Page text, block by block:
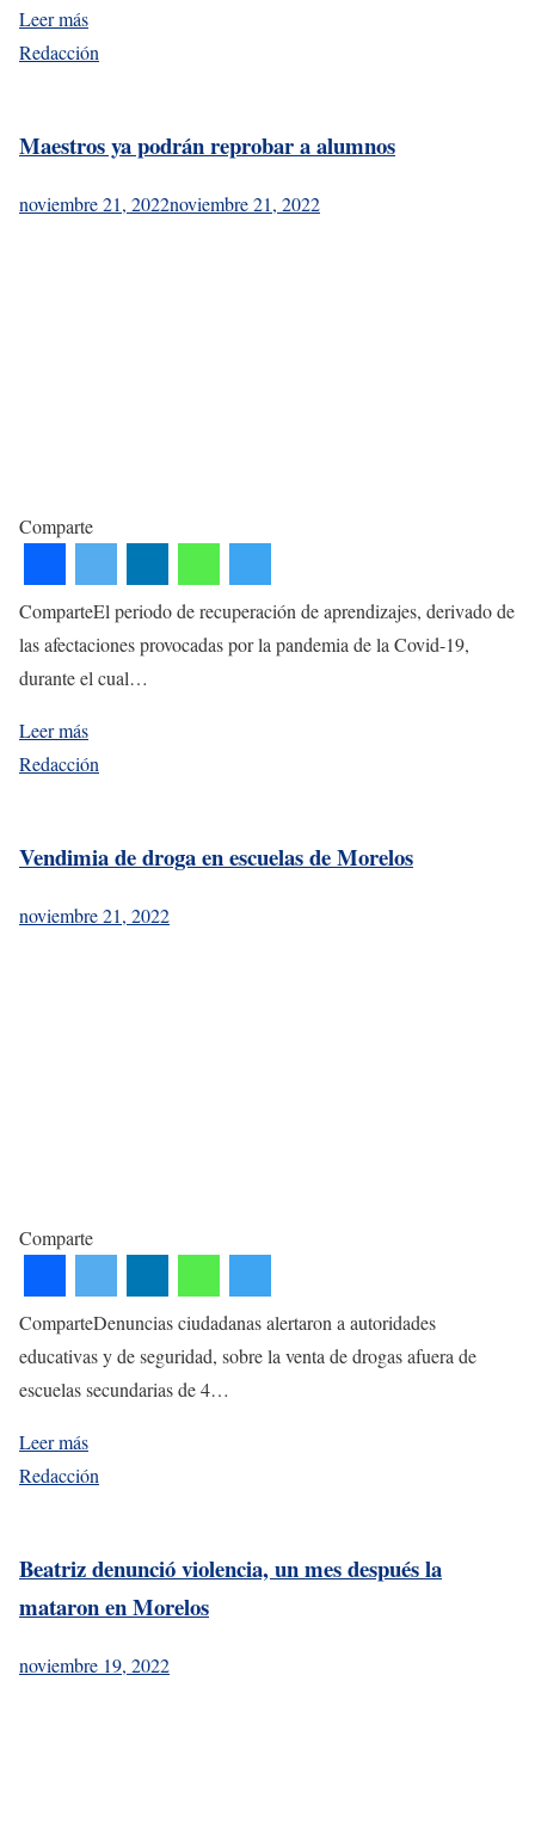
Leer más
Redacción
Maestros ya podrán reprobar a alumnos
noviembre 21, 2022noviembre 21, 2022
Comparte
ComparteEl periodo de recuperación de aprendizajes, derivado de
las afectaciones provocadas por la pandemia de la Covid-19,
durante el cual…
Leer más
Redacción
Vendimia de droga en escuelas de Morelos
noviembre 21, 2022
Comparte
ComparteDenuncias ciudadanas alertaron a autoridades
educativas y de seguridad, sobre la venta de drogas afuera de
escuelas secundarias de 4…
Leer más
Redacción
Beatriz denunció violencia, un mes después la
mataron en Morelos
noviembre 19, 2022